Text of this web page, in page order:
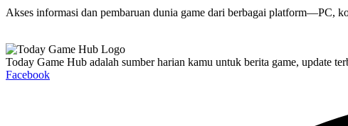
Akses informasi dan pembaruan dunia game dari berbagai platform—PC,
Today Game Hub adalah sumber harian kamu untuk berita game, update
Facebook